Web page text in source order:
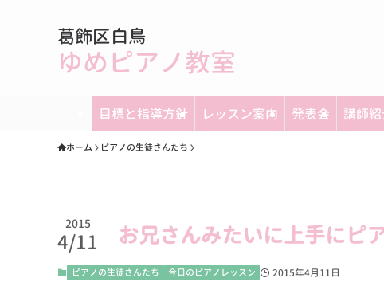
葛飾区白鳥
ゆめピアノ教室
目標と指導方針 レッスン案内 発表会 講師
ホーム ピアノの生徒さんたち
お兄さんみたいに上手にピ
2015
4/11
ピアノの生徒さんたち 今日のピアノレッスン 2015年4月11日